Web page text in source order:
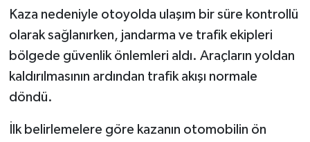
Kaza nedeniyle otoyolda ulaşım bir süre kontrollü
olarak sağlanırken, jandarma ve trafik ekipleri
bölgede güvenlik önlemleri aldı. Araçların yoldan
kaldırılmasının ardından trafik akışı normale
döndü.
İlk belirlemelere göre kazanın otomobilin ön